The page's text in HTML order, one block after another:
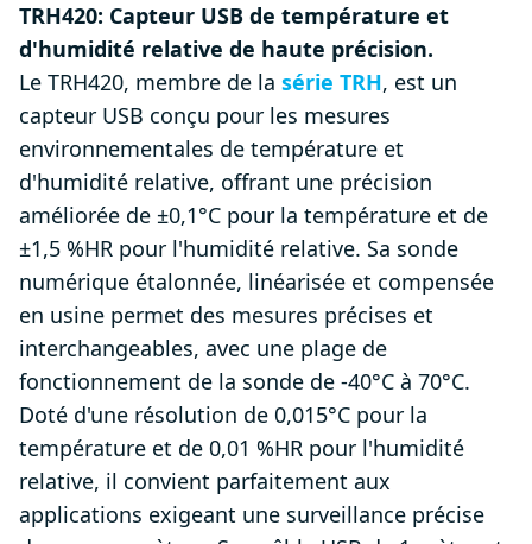
TRH420: Capteur USB de température et
d'humidité relative de haute précision.
Le TRH420, membre de la série TRH, est un
capteur USB conçu pour les mesures
environnementales de température et
d'humidité relative, offrant une précision
améliorée de ±0,1°C pour la température et de
±1,5 %HR pour l'humidité relative. Sa sonde
numérique étalonnée, linéarisée et compensée
en usine permet des mesures précises et
interchangeables, avec une plage de
fonctionnement de la sonde de -40°C à 70°C.
Doté d'une résolution de 0,015°C pour la
température et de 0,01 %HR pour l'humidité
relative, il convient parfaitement aux
applications exigeant une surveillance précise